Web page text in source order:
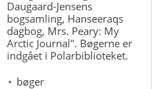
Daugaard-Jensens
bogsamling, Hanseeraqs
dagbog, Mrs. Peary: My
Arctic Journal". Bøgerne er
indgået i Polarbiblioteket.
bøger